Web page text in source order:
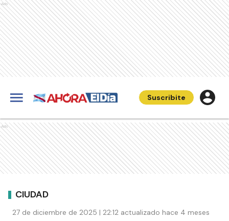
Ads
Suscribite
Ads
CIUDAD
27 de diciembre de 2025 | 22:12 actualizado hace 4 meses